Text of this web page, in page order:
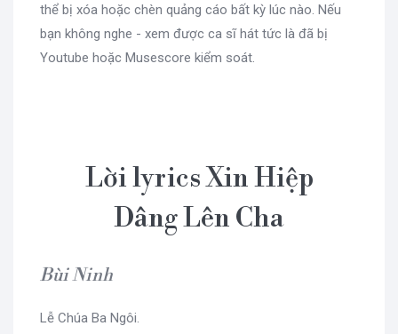
thể bị xóa hoặc chèn quảng cáo bất kỳ lúc nào. Nếu
bạn không nghe - xem được ca sĩ hát tức là đã bị
Youtube hoặc Musescore kiểm soát.
Lời lyrics Xin Hiệp
Dâng Lên Cha
Bùi Ninh
Lễ Chúa Ba Ngôi.